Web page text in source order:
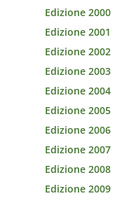
Edizione 2000
Edizione 2001
Edizione 2002
Edizione 2003
Edizione 2004
Edizione 2005
Edizione 2006
Edizione 2007
Edizione 2008
Edizione 2009